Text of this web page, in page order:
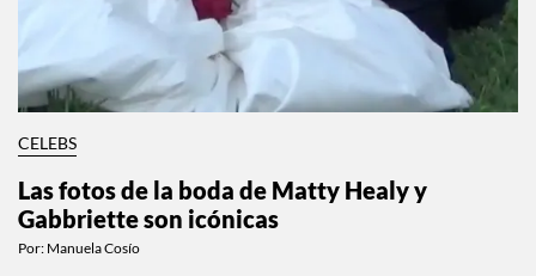
CELEBS
Las fotos de la boda de Matty Healy y
Gabbriette son icónicas
Por: Manuela Cosío